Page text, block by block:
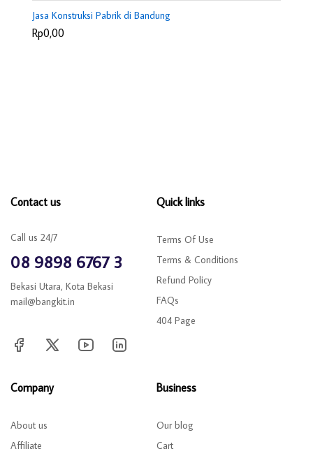
Jasa Konstruksi Pabrik di Bandung
Rp0,00
Contact us
Call us 24/7
08 9898 6767 3
Bekasi Utara, Kota Bekasi
mail@bangkit.in
Quick links
Terms Of Use
Terms & Conditions
Refund Policy
FAQs
404 Page
Company
About us
Affiliate
Business
Our blog
Cart